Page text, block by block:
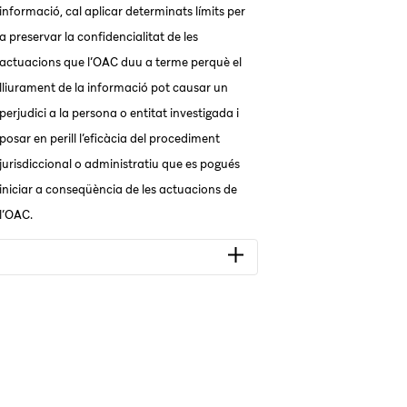
informació, cal aplicar determinats límits per
a preservar la confidencialitat de les
actuacions que l’OAC duu a terme perquè el
lliurament de la informació pot causar un
perjudici a la persona o entitat investigada i
posar en perill l’eficàcia del procediment
jurisdiccional o administratiu que es pogués
iniciar a conseqüència de les actuacions de
l’OAC.